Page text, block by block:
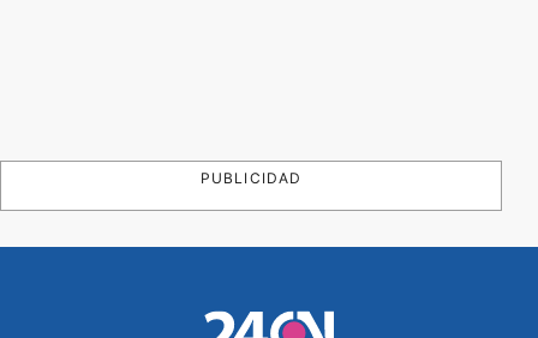
PUBLICIDAD